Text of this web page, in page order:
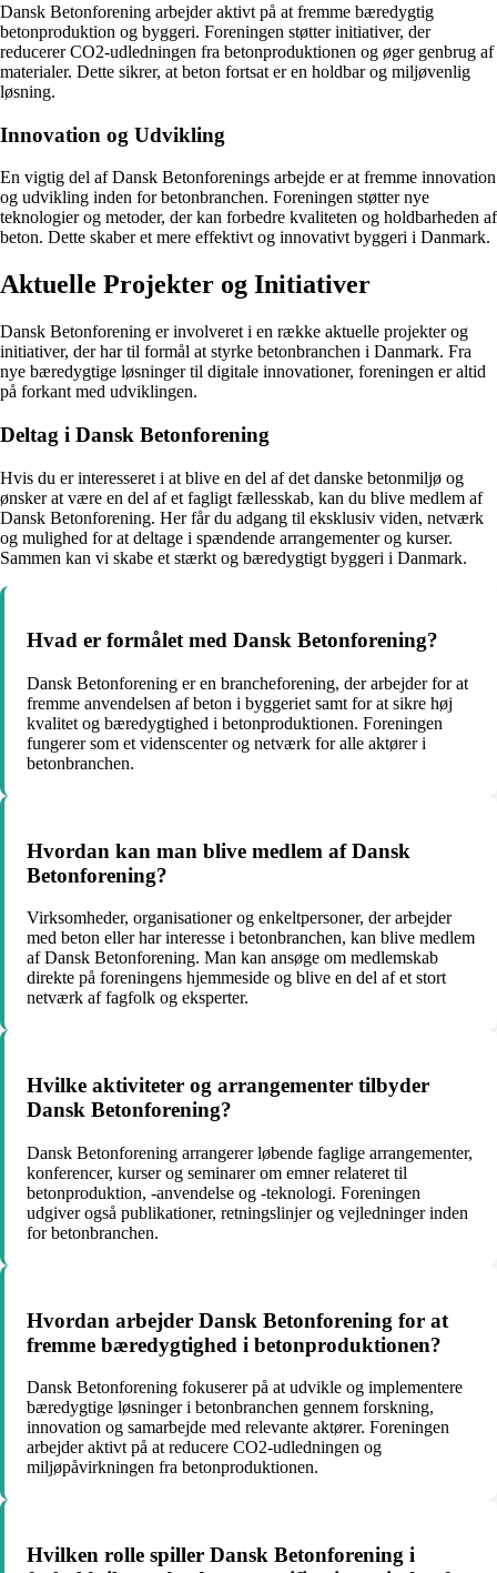
Dansk Betonforening arbejder aktivt på at fremme bæredygtig
betonproduktion og byggeri. Foreningen støtter initiativer, der
reducerer CO2-udledningen fra betonproduktionen og øger genbrug af
materialer. Dette sikrer, at beton fortsat er en holdbar og miljøvenlig
løsning.
Innovation og Udvikling
En vigtig del af Dansk Betonforenings arbejde er at fremme innovation
og udvikling inden for betonbranchen. Foreningen støtter nye
teknologier og metoder, der kan forbedre kvaliteten og holdbarheden af
beton. Dette skaber et mere effektivt og innovativt byggeri i Danmark.
Aktuelle Projekter og Initiativer
Dansk Betonforening er involveret i en række aktuelle projekter og
initiativer, der har til formål at styrke betonbranchen i Danmark. Fra
nye bæredygtige løsninger til digitale innovationer, foreningen er altid
på forkant med udviklingen.
Deltag i Dansk Betonforening
Hvis du er interesseret i at blive en del af det danske betonmiljø og
ønsker at være en del af et fagligt fællesskab, kan du blive medlem af
Dansk Betonforening. Her får du adgang til eksklusiv viden, netværk
og mulighed for at deltage i spændende arrangementer og kurser.
Sammen kan vi skabe et stærkt og bæredygtigt byggeri i Danmark.
Hvad er formålet med Dansk Betonforening?
Dansk Betonforening er en brancheforening, der arbejder for at
fremme anvendelsen af beton i byggeriet samt for at sikre høj
kvalitet og bæredygtighed i betonproduktionen. Foreningen
fungerer som et videnscenter og netværk for alle aktører i
betonbranchen.
Hvordan kan man blive medlem af Dansk
Betonforening?
Virksomheder, organisationer og enkeltpersoner, der arbejder
med beton eller har interesse i betonbranchen, kan blive medlem
af Dansk Betonforening. Man kan ansøge om medlemskab
direkte på foreningens hjemmeside og blive en del af et stort
netværk af fagfolk og eksperter.
Hvilke aktiviteter og arrangementer tilbyder
Dansk Betonforening?
Dansk Betonforening arrangerer løbende faglige arrangementer,
konferencer, kurser og seminarer om emner relateret til
betonproduktion, -anvendelse og -teknologi. Foreningen
udgiver også publikationer, retningslinjer og vejledninger inden
for betonbranchen.
Hvordan arbejder Dansk Betonforening for at
fremme bæredygtighed i betonproduktionen?
Dansk Betonforening fokuserer på at udvikle og implementere
bæredygtige løsninger i betonbranchen gennem forskning,
innovation og samarbejde med relevante aktører. Foreningen
arbejder aktivt på at reducere CO2-udledningen og
miljøpåvirkningen fra betonproduktionen.
Hvilken rolle spiller Dansk Betonforening i